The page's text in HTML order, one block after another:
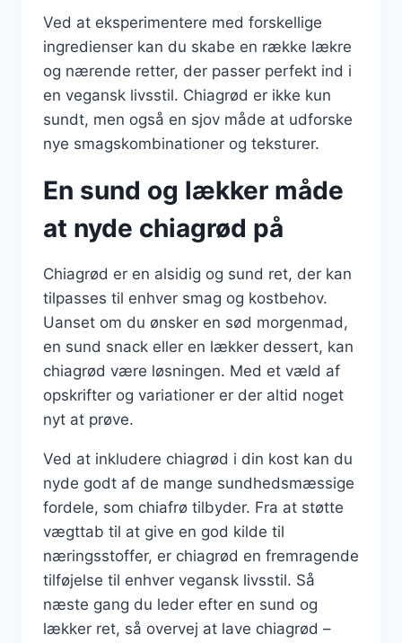
Ved at eksperimentere med forskellige
ingredienser kan du skabe en række lækre
og nærende retter, der passer perfekt ind i
en vegansk livsstil. Chiagrød er ikke kun
sundt, men også en sjov måde at udforske
nye smagskombinationer og teksturer.
En sund og lækker måde
at nyde chiagrød på
Chiagrød er en alsidig og sund ret, der kan
tilpasses til enhver smag og kostbehov.
Uanset om du ønsker en sød morgenmad,
en sund snack eller en lækker dessert, kan
chiagrød være løsningen. Med et væld af
opskrifter og variationer er der altid noget
nyt at prøve.
Ved at inkludere chiagrød i din kost kan du
nyde godt af de mange sundhedsmæssige
fordele, som chiafrø tilbyder. Fra at støtte
vægttab til at give en god kilde til
næringsstoffer, er chiagrød en fremragende
tilføjelse til enhver vegansk livsstil. Så
næste gang du leder efter en sund og
lækker ret, så overvej at lave chiagrød –